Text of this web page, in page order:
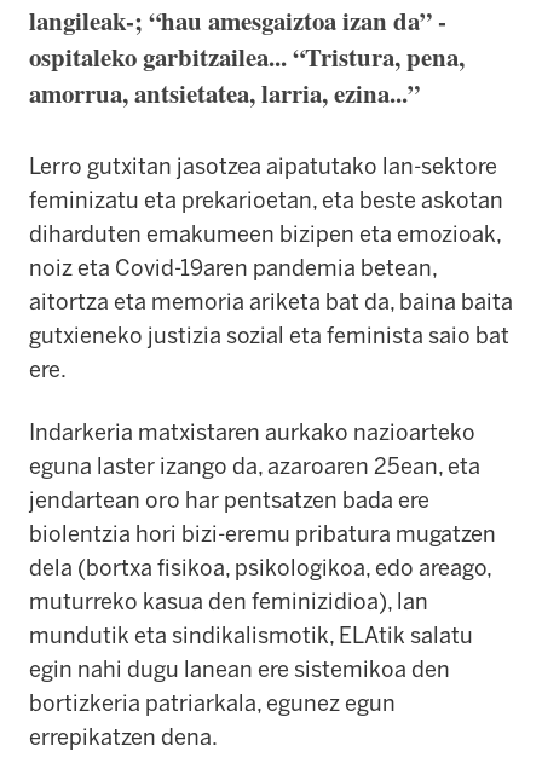
langileak-; “hau amesgaiztoa izan da” -
ospitaleko garbitzailea... “Tristura, pena,
amorrua, antsietatea, larria, ezina...”
Lerro gutxitan jasotzea aipatutako lan-sektore
feminizatu eta prekarioetan, eta beste askotan
diharduten emakumeen bizipen eta emozioak,
noiz eta Covid-19aren pandemia betean,
aitortza eta memoria ariketa bat da, baina baita
gutxieneko justizia sozial eta feminista saio bat
ere.
Indarkeria matxistaren aurkako nazioarteko
eguna laster izango da, azaroaren 25ean, eta
jendartean oro har pentsatzen bada ere
biolentzia hori bizi-eremu pribatura mugatzen
dela (bortxa fisikoa, psikologikoa, edo areago,
muturreko kasua den feminizidioa), lan
mundutik eta sindikalismotik, ELAtik salatu
egin nahi dugu lanean ere sistemikoa den
bortizkeria patriarkala, egunez egun
errepikatzen dena.